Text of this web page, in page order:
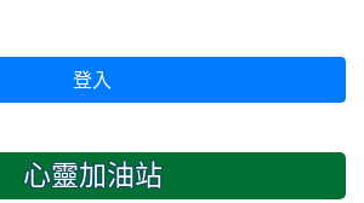
登入
心靈加油站